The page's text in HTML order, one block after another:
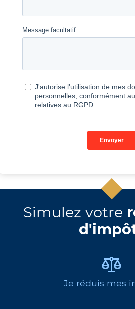
Simulez votre
Je réduis mes